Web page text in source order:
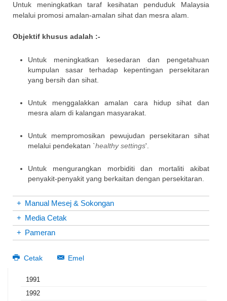
Untuk meningkatkan taraf kesihatan penduduk Malaysia
melalui promosi amalan-amalan sihat dan mesra alam.
Objektif khusus adalah :-
Untuk meningkatkan kesedaran dan pengetahuan
kumpulan sasar terhadap kepentingan persekitaran
yang bersih dan sihat.
Untuk menggalakkan amalan cara hidup sihat dan
mesra alam di kalangan masyarakat.
Untuk mempromosikan pewujudan persekitaran sihat
melalui pendekatan `healthy settings'.
Untuk mengurangkan morbiditi dan mortaliti akibat
penyakit-penyakit yang berkaitan dengan persekitaran.
+ Manual Mesej & Sokongan
+ Media Cetak
+ Pameran
Cetak Emel
1991
1992